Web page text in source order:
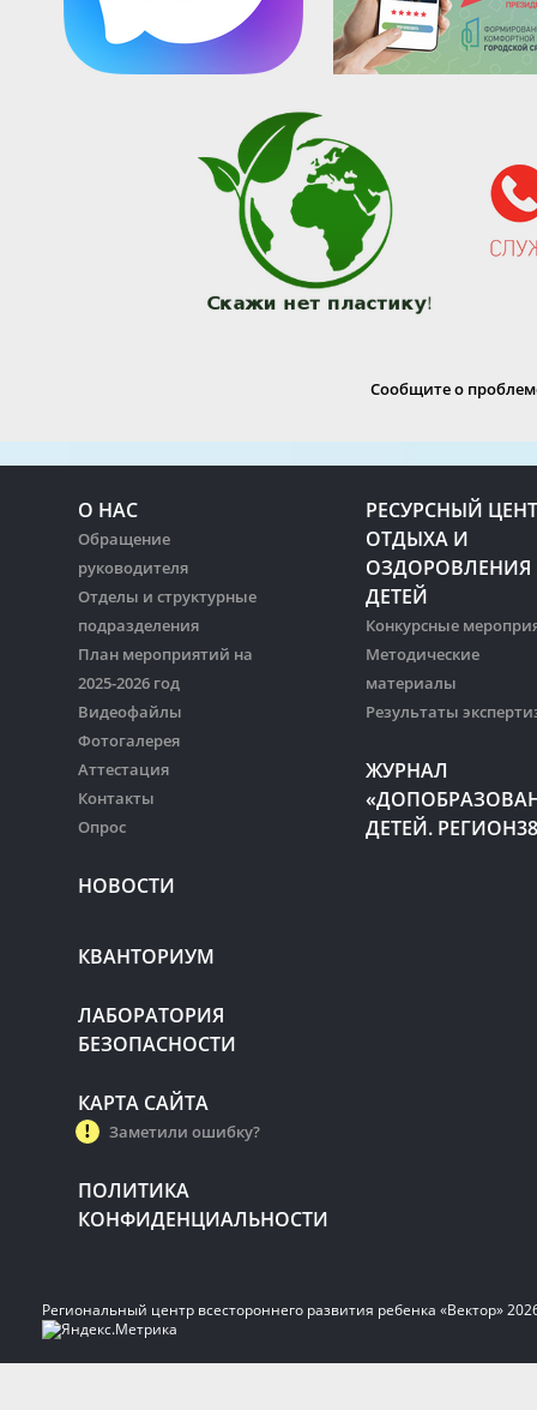
Сообщите о
О НАС
Обращение
руководителя
Отделы и структурные
подразделения
План мероприятий на
2025-2026 год
Видеофайлы
Фотогалерея
Аттестация
Контакты
Опрос
НОВОСТИ
РЕСУРСНЫЙ
ОТДЫХА И
ОЗДОРОВЛЕНИЯ
ДЕТЕЙ
Конкурсные
Методические
материалы
Результаты
ЖУРНАЛ
ДЕТЕЙ.
КВАНТОРИУМ
ЛАБОРАТОРИЯ
БЕЗОПАСНОСТИ
КАРТА САЙТА
Заметили ошибку?
ПОЛИТИКА
КОНФИДЕНЦИАЛЬНОСТИ
Региональный центр всестороннего развития ребенка «Вектор»